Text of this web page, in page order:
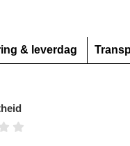
& leverdag